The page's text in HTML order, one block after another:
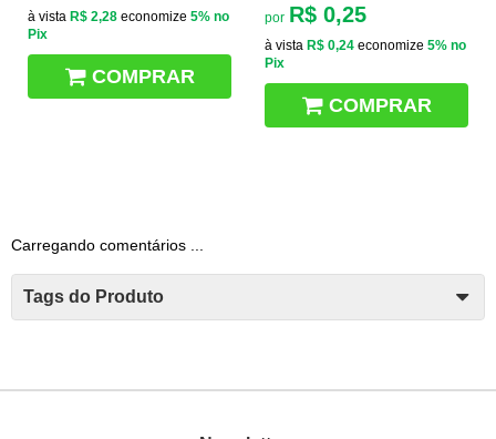
à vista R$ 2,28 economize 5% no
Pix
COMPRAR
por R$ 0,25
à vista R$ 0,24 economize 5% no
Pix
COMPRAR
Carregando comentários ...
Tags do Produto